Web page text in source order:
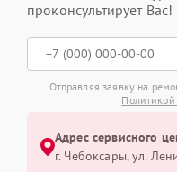
проконсультирует Вас!
Отправляя заявку на
Политикой
Адрес сервисного
г. Чебоксары, ул.